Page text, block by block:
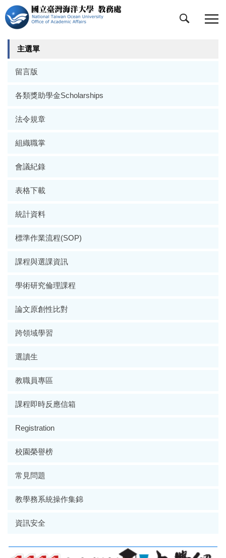
跳
到
主
要
主選單
留言版
各類獎助學金Scholarships
法令規章
組織職掌
會議紀錄
表格下載
統計資料
標準作業流程(SOP)
課程與選課資訊
學術研究倫理課程
論文原創性比對
跨領域學習
選讀生
教職員專區
課程即時反應信箱
Registration
校園榮譽榜
常見問題
教學務系統操作集錦
資訊安全